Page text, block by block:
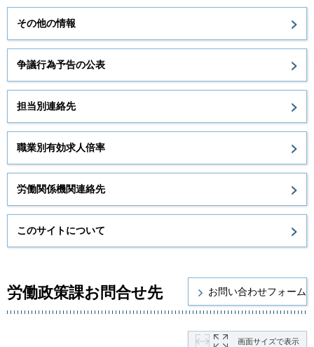
その他の情報
争議行為予告の公表
担当別連絡先
職業別有効求人倍率
労働関係機関連絡先
このサイトについて
労働政策課お問合せ先
画面サイズで表示